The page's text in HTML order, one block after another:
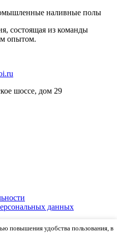
состоящая из команды
опытом.
шоссе, дом 29
данных
повышения удобства пользования, в